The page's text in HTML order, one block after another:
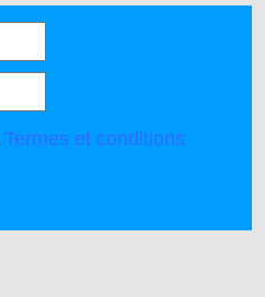
Termes et conditions